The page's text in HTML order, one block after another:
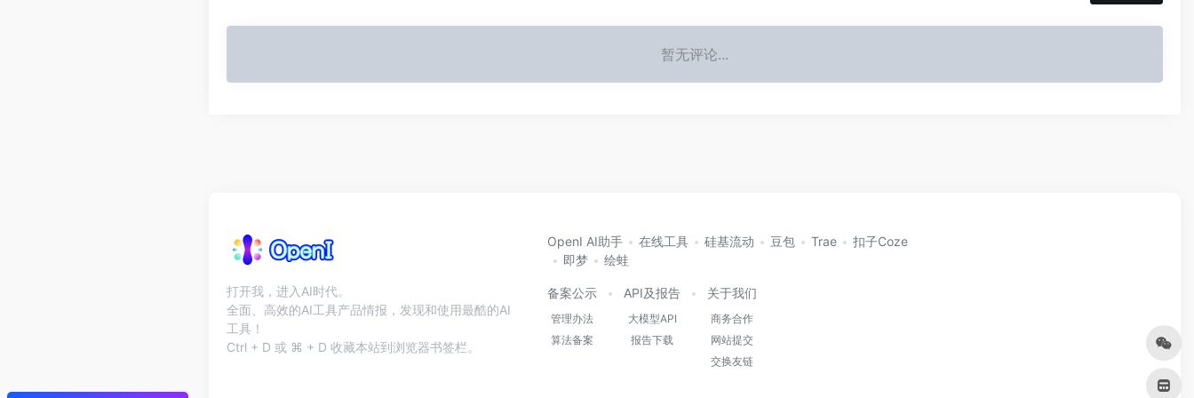
暂无评论...
打开我，进入AI时代。
全面、高效的AI工具产品情报，发现和使用最酷的AI
工具！
Ctrl + D 或 ⌘ + D 收藏本站到浏览器书签栏。
OpenI AI助手 在线工具 硅基流动 豆包 Trae
扣子Coze
即梦
绘蛙
备案公示
管理办法
算法备案
API及报告
大模型API
报告下载
关于我们
商务合作
网站提交
交换友链